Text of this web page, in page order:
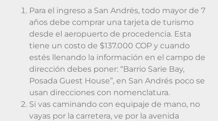
Para el ingreso a San Andrés, todo mayor de 7
años debe comprar una tarjeta de turismo
desde el aeropuerto de procedencia. Esta
tiene un costo de $137.000 COP y cuando
estés llenando la información en el campo de
dirección debes poner: “Barrio Sarie Bay,
Posada Guest House”, en San Andrés poco se
usan direcciones con nomenclatura.
Si vas caminando con equipaje de mano, no
vayas por la carretera, ve por la avenida